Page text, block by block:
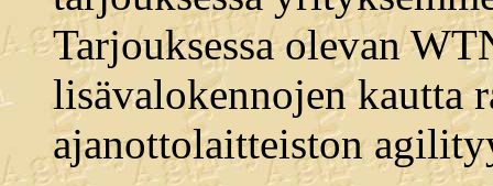
Tarjouksessa olevan
lisävalokennojen kautta
ajanottolaitteiston